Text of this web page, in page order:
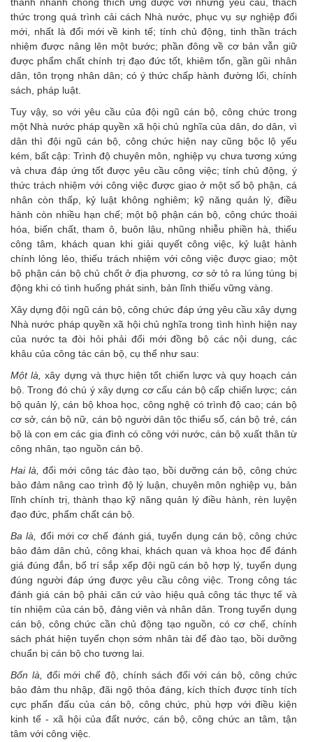
thức trong quá trình cải cách Nhà nước, phục vụ sự nghiệp đổi
mới, nhất là đổi mới về kinh tế; tính chủ động, tinh thần trách
nhiệm được nâng lên một bước; phần đông về cơ bản vẫn giữ
được phẩm chất chính trị đạo đức tốt, khiêm tốn, gần gũi nhân
dân, tôn trọng nhân dân; có ý thức chấp hành đường lối, chính
sách, pháp luật.
Tuy vậy, so với yêu cầu của đội ngũ cán bộ, công chức trong
một Nhà nước pháp quyền xã hội chủ nghĩa của dân, do dân, vì
dân thì đội ngũ cán bộ, công chức hiện nay cũng bộc lộ yếu
kém, bất cập: Trình độ chuyên môn, nghiệp vụ chưa tương xứng
và chưa đáp ứng tốt được yêu cầu công việc; tính chủ động, ý
thức trách nhiệm với công việc được giao ở một số bộ phận, cá
nhân còn thấp, kỷ luật không nghiêm; kỹ năng quản lý, điều
hành còn nhiều hạn chế; một bộ phận cán bộ, công chức thoái
hóa, biến chất, tham ô, buôn lậu, nhũng nhiễu phiền hà, thiếu
công tâm, khách quan khi giải quyết công việc, kỷ luật hành
chính lỏng lẻo, thiếu trách nhiệm với công việc được giao; một
bộ phận cán bộ chủ chốt ở địa phương, cơ sở tỏ ra lúng túng bị
động khi có tình huống phát sinh, bản lĩnh thiếu vững vàng.
Xây dựng đội ngũ cán bộ, công chức đáp ứng yêu cầu xây dựng
Nhà nước pháp quyền xã hội chủ nghĩa trong tình hình hiện nay
của nước ta đòi hỏi phải đổi mới đồng bộ các nội dung, các
khâu của công tác cán bộ, cụ thể như sau:
Một là,
xây dựng và thực hiện tốt chiến lược và quy hoạch cán
bộ. Trong đó chú ý xây dựng cơ cấu cán bộ cấp chiến lược; cán
bộ quản lý, cán bộ khoa học, công nghệ có trình độ cao; cán bộ
cơ sở, cán bộ nữ, cán bộ người dân tộc thiểu số, cán bộ trẻ, cán
bộ là con em các gia đình có công với nước, cán bộ xuất thân từ
công nhân, tạo nguồn cán bộ.
Hai là,
đổi mới công tác đào tạo, bồi dưỡng cán bộ, công chức
bảo đảm nâng cao trình độ lý luận, chuyên môn nghiệp vụ, bản
lĩnh chính trị, thành thạo kỹ năng quản lý điều hành, rèn luyện
đạo đức, phẩm chất cán bộ.
Ba là,
đổi mới cơ chế đánh giá, tuyển dụng cán bộ, công chức
bảo đảm dân chủ, công khai, khách quan và khoa học để đánh
giá đúng đắn, bố trí sắp xếp đội ngũ cán bộ hợp lý, tuyển dụng
đúng người đáp ứng được yêu cầu công việc. Trong công tác
đánh giá cán bộ phải căn cứ vào hiệu quả công tác thực tế và
tín nhiệm của cán bộ, đảng viên và nhân dân. Trong tuyển dụng
cán bộ, công chức cần chủ động tạo nguồn, có cơ chế, chính
sách phát hiện tuyển chọn sớm nhân tài để đào tạo, bồi dưỡng
chuẩn bị cán bộ cho tương lai.
Bốn là,
đổi mới chế độ, chính sách đối với cán bộ, công chức
bảo đảm thu nhập, đãi ngộ thỏa đáng, kích thích được tính tích
cực phấn đấu của cán bộ, công chức, phù hợp với điều kiện
kinh tế - xã hội của đất nước, cán bộ, công chức an tâm, tận
tâm với công việc.